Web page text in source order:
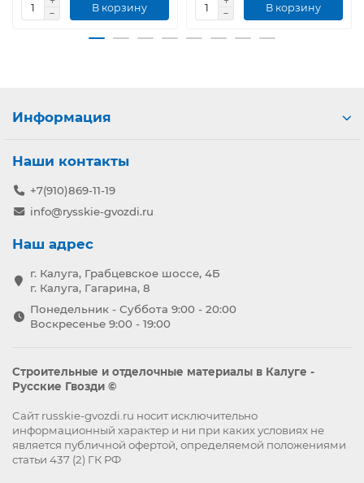
В корзину В корзину
Информация
Наши контакты
+7(910)869-11-19
info@rysskie-gvozdi.ru
Наш адрес
г. Калуга, Грабцевское шоссе, 4Б
г. Калуга, Гагарина, 8
Понедельник - Суббота 9:00 - 20:00
Воскресенье 9:00 - 19:00
Строительные и отделочные материалы в Калуге -
Русские Гвозди ©
Сайт russkie-gvozdi.ru носит исключительно
информационный характер и ни при каких условиях не
является публичной офертой, определяемой положениями
статьи 437 (2) ГК РФ